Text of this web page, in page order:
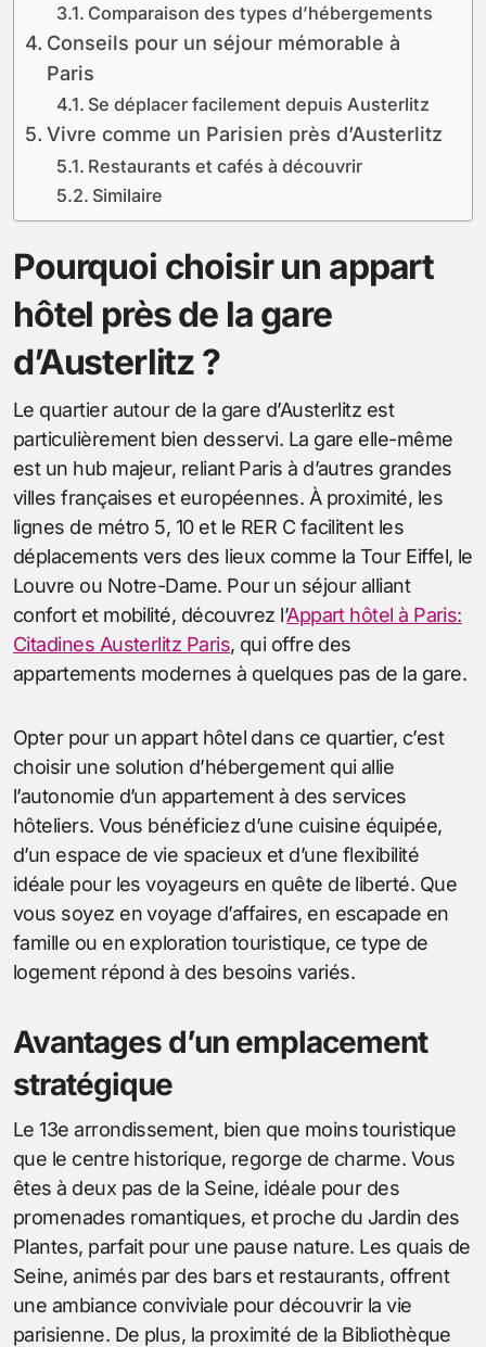
Comparaison des types d’hébergements
Conseils pour un séjour mémorable à
Paris
Se déplacer facilement depuis Austerlitz
Vivre comme un Parisien près d’Austerlitz
Restaurants et cafés à découvrir
Similaire
Pourquoi choisir un appart
hôtel près de la gare
d’Austerlitz ?
Le quartier autour de la gare d’Austerlitz est
particulièrement bien desservi. La gare elle-même
est un hub majeur, reliant Paris à d’autres grandes
villes françaises et européennes. À proximité, les
lignes de métro 5, 10 et le RER C facilitent les
déplacements vers des lieux comme la Tour Eiffel, le
Louvre ou Notre-Dame. Pour un séjour alliant
confort et mobilité, découvrez l’Appart hôtel à Paris:
Citadines Austerlitz Paris, qui offre des
appartements modernes à quelques pas de la gare.
Opter pour un appart hôtel dans ce quartier, c’est
choisir une solution d’hébergement qui allie
l’autonomie d’un appartement à des services
hôteliers. Vous bénéficiez d’une cuisine équipée,
d’un espace de vie spacieux et d’une flexibilité
idéale pour les voyageurs en quête de liberté. Que
vous soyez en voyage d’affaires, en escapade en
famille ou en exploration touristique, ce type de
logement répond à des besoins variés.
Avantages d’un emplacement
stratégique
Le 13e arrondissement, bien que moins touristique
que le centre historique, regorge de charme. Vous
êtes à deux pas de la Seine, idéale pour des
promenades romantiques, et proche du Jardin des
Plantes, parfait pour une pause nature. Les quais de
Seine, animés par des bars et restaurants, offrent
une ambiance conviviale pour découvrir la vie
parisienne. De plus, la proximité de la Bibliothèque